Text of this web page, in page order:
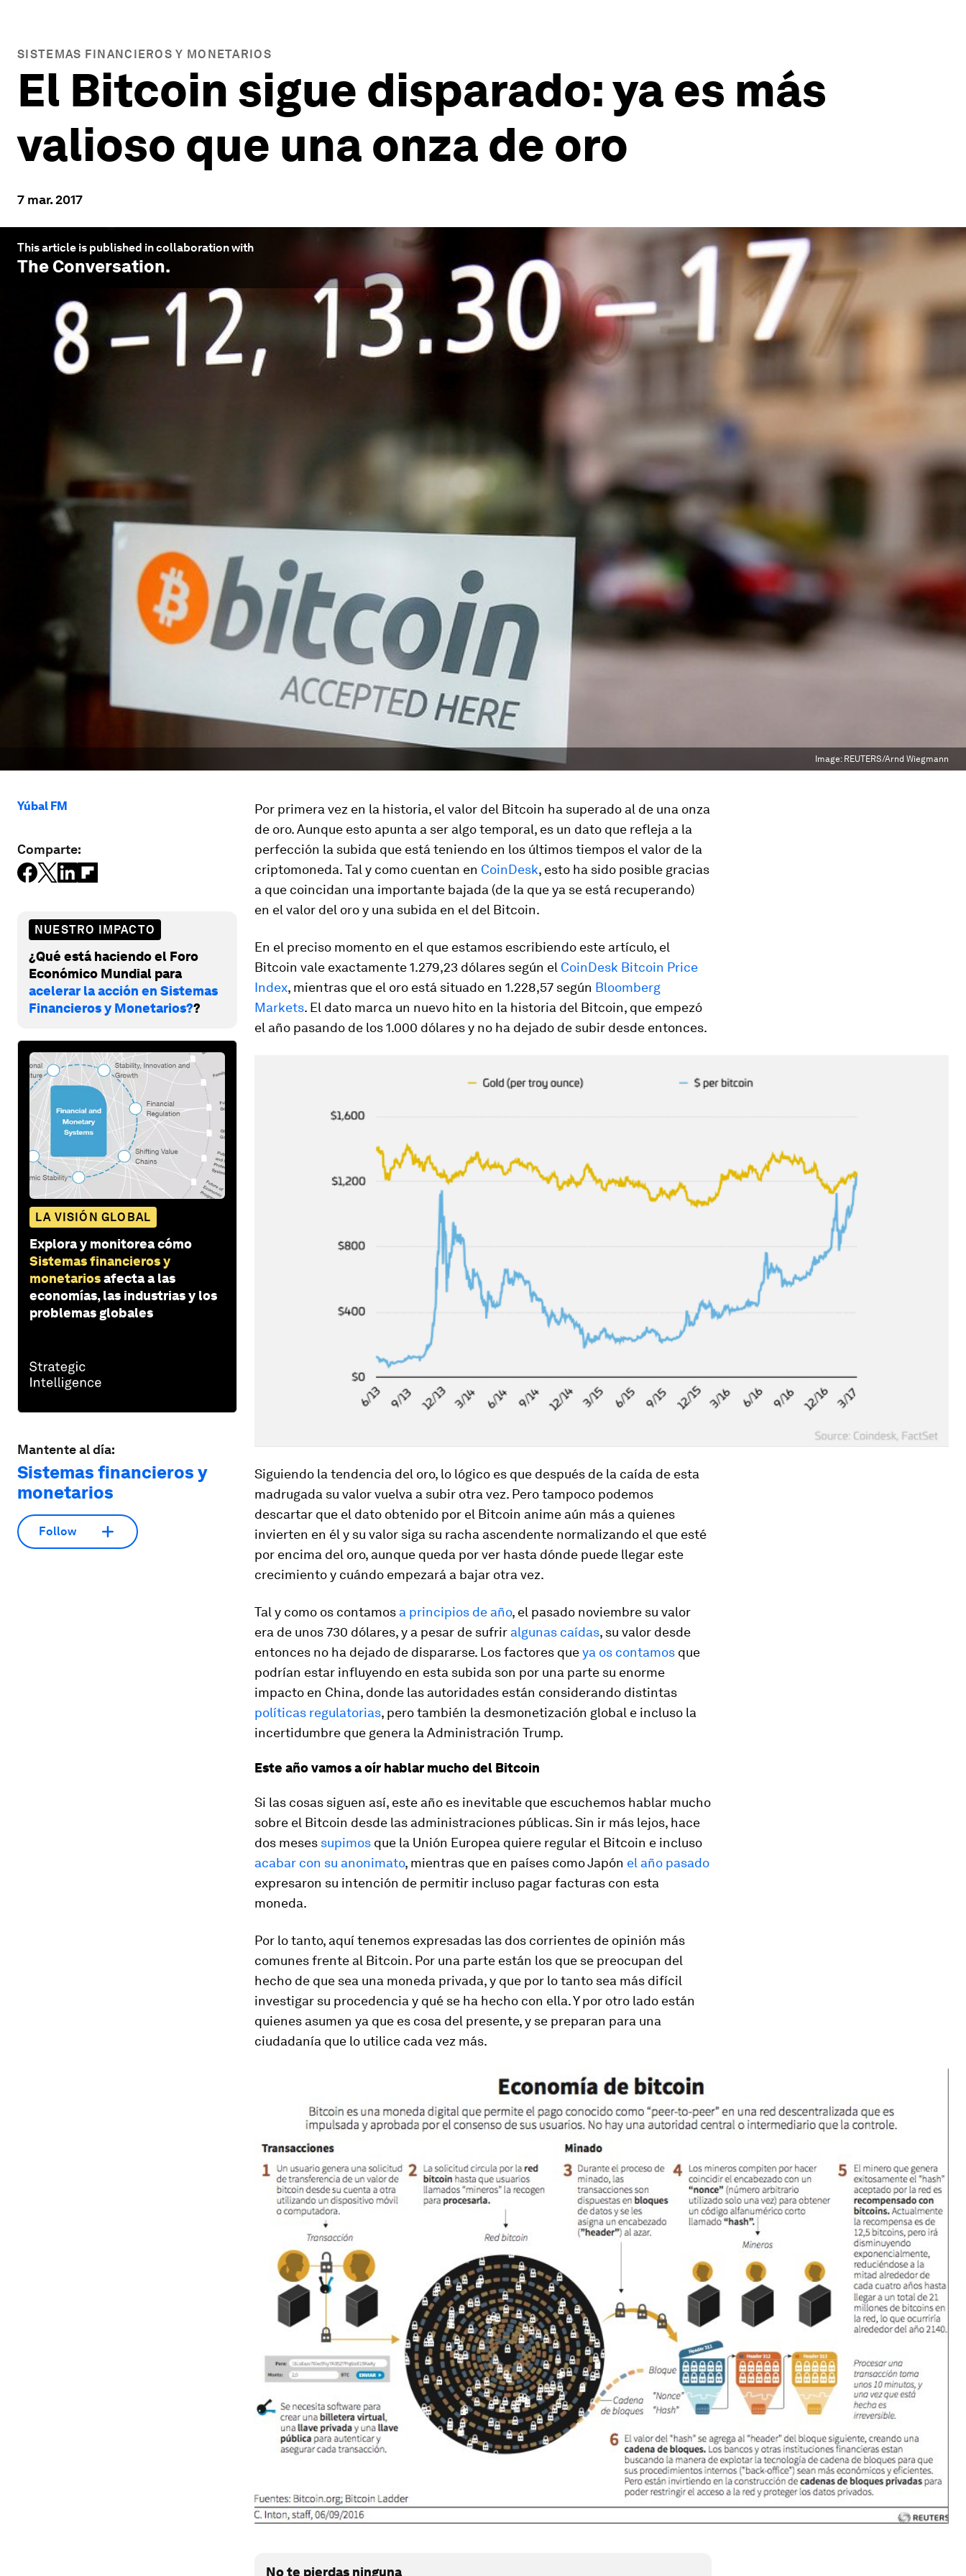
SISTEMAS FINANCIEROS Y MONETARIOS
El Bitcoin sigue disparado: ya es más
valioso que una onza de oro
7 mar. 2017
This article is published in collaboration with
The Conversation.
Image: REUTERS/Arnd Wiegmann
Yúbal FM
Comparte:
NUESTRO IMPACTO
¿Qué está haciendo el Foro
Económico Mundial para
acelerar la acción en Sistemas
Financieros y Monetarios??
LA VISIÓN GLOBAL
Explora y monitorea cómo
Sistemas financieros y
monetariosafecta a las
economías, las industrias y los
problemas globales
Mantente al día:
Sistemas financieros y
monetarios
Follow
Por primera vez en la historia, el valor del Bitcoin ha superado al de una onza
de oro. Aunque esto apunta a ser algo temporal, es un dato que refleja a la
perfección la subida que está teniendo en los últimos tiempos el valor de la
criptomoneda. Tal y como cuentan en CoinDesk, esto ha sido posible gracias
a que coincidan una importante bajada (de la que ya se está recuperando)
en el valor del oro y una subida en el del Bitcoin.
En el preciso momento en el que estamos escribiendo este artículo, el
Bitcoin vale exactamente 1.279,23 dólares según el CoinDesk Bitcoin Price
Index, mientras que el oro está situado en 1.228,57 según Bloomberg
Markets. El dato marca un nuevo hito en la historia del Bitcoin, que empezó
el año pasando de los 1.000 dólares y no ha dejado de subir desde entonces.
Siguiendo la tendencia del oro, lo lógico es que después de la caída de esta
madrugada su valor vuelva a subir otra vez. Pero tampoco podemos
descartar que el dato obtenido por el Bitcoin anime aún más a quienes
invierten en él y su valor siga su racha ascendente normalizando el que esté
por encima del oro, aunque queda por ver hasta dónde puede llegar este
crecimiento y cuándo empezará a bajar otra vez.
Tal y como os contamos a principios de año, el pasado noviembre su valor
era de unos 730 dólares, y a pesar de sufrir algunas caídas, su valor desde
entonces no ha dejado de dispararse. Los factores queya os contamos que
podrían estar influyendo en esta subida son por una parte su enorme
impacto en China, donde las autoridades están considerando distintas
políticas regulatorias, pero también la desmonetización global e incluso la
incertidumbre que genera la Administración Trump.
Este año vamos a oír hablar mucho del Bitcoin
Si las cosas siguen así, este año es inevitable que escuchemos hablar mucho
sobre el Bitcoin desde las administraciones públicas. Sin ir más lejos, hace
dos meses supimos que la Unión Europea quiere regular el Bitcoin e incluso
acabar con su anonimato, mientras que en países como Japón el año pasado
expresaron su intención de permitir incluso pagar facturas con esta
moneda.
Por lo tanto, aquí tenemos expresadas las dos corrientes de opinión más
comunes frente al Bitcoin. Por una parte están los que se preocupan del
hecho de que sea una moneda privada, y que por lo tanto sea más difícil
investigar su procedencia y qué se ha hecho con ella. Y por otro lado están
quienes asumen ya que es cosa del presente, y se preparan para una
ciudadanía que lo utilice cada vez más.
No te pierdas ninguna